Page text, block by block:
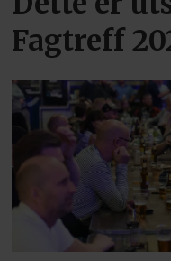
Fagtreff